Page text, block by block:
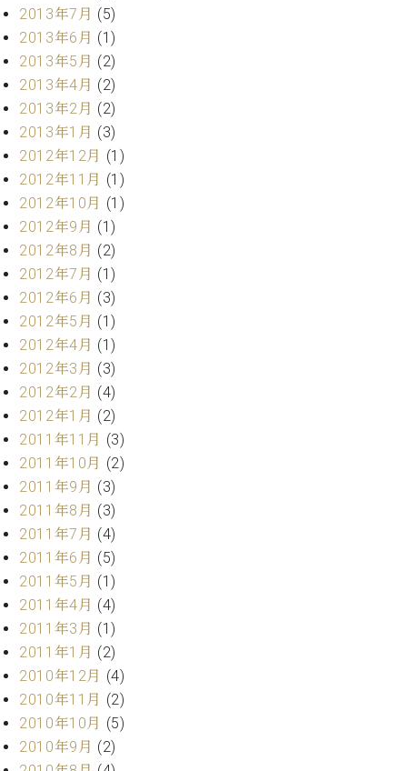
ス
タ
マ
ー
サ
ー
ビ
ス
(
調
律
)
ア
フ
タ
ー
ー
ビ
ス
(調
律)
律
師
紹
介
調
律
金
表
お
問
い
わ
せ
2013年7月 (5)
2013年6月 (1)
2013年5月 (2)
2013年4月 (2)
2013年2月 (2)
2013年1月 (3)
2012年12月 (1)
2012年11月 (1)
2012年10月 (1)
2012年9月 (1)
2012年8月 (2)
2012年7月 (1)
2012年6月 (3)
2012年5月 (1)
2012年4月 (1)
2012年3月 (3)
2012年2月 (4)
2012年1月 (2)
2011年11月 (3)
2011年10月 (2)
2011年9月 (3)
2011年8月 (3)
2011年7月 (4)
2011年6月 (5)
2011年5月 (1)
2011年4月 (4)
2011年3月 (1)
2011年1月 (2)
2010年12月 (4)
2010年11月 (2)
2010年10月 (5)
2010年9月 (2)